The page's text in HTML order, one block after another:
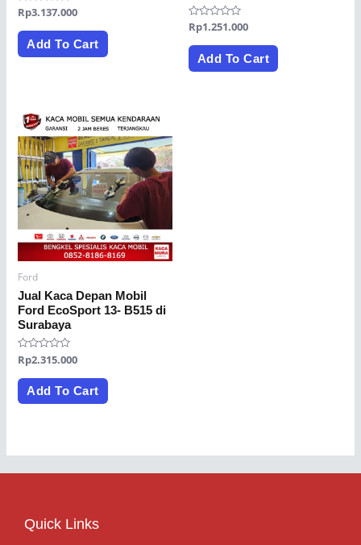
Rated
out
Rp3.137.000
Add To Cart
Rated
out
Rp1.251.000
Add To Cart
Ford
Jual Kaca Depan Mobil
Ford EcoSport 13- B515 di
Surabaya
Rated
0
out
Rp2.315.000
Add To Cart
Quick Links